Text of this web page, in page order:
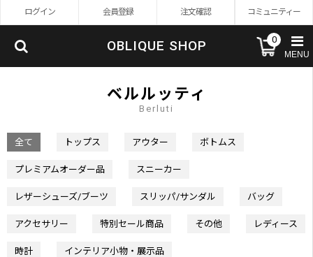
ログイン 会員登録 注文確認 コミュニティー
OBLIQUE SHOP 0
MENU
ベルルッティ
Berluti
全て トップス アウター ボトムス
プレミアムオーダー品 スニーカー
レザーシューズ/ブーツ スリッパ/サンダル バッグ
アクセサリー 特別セール商品 その他 レディース
時計 インテリア小物・展示品